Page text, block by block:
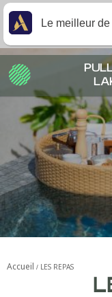
Accueil LES REPAS
Le meilleur